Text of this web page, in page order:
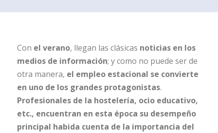
Con el verano, llegan las clásicas noticias en los
medios de información; y como no puede ser de
otra manera, el empleo estacional se convierte
en uno de los grandes protagonistas.
Profesionales de la hostelería, ocio educativo,
etc., encuentran en esta época su desempeño
principal habida cuenta de la importancia del